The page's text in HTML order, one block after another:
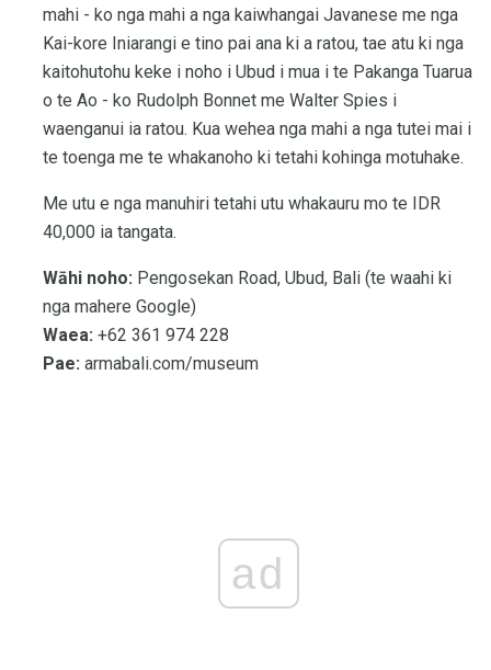
mahi - ko nga mahi a nga kaiwhangai Javanese me nga
Kai-kore Iniarangi e tino pai ana ki a ratou, tae atu ki nga
kaitohutohu keke i noho i Ubud i mua i te Pakanga Tuarua
o te Ao - ko Rudolph Bonnet me Walter Spies i
waenganui ia ratou. Kua wehea nga mahi a nga tutei mai i
te toenga me te whakanoho ki tetahi kohinga motuhake.
Me utu e nga manuhiri tetahi utu whakauru mo te IDR
40,000 ia tangata.
Wāhi noho: Pengosekan Road, Ubud, Bali (te waahi ki
nga mahere Google)
Waea: +62 361 974 228
Pae: armabali.com/museum
ad